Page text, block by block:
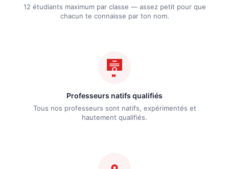
12 étudiants maximum par classe — assez petit pour que
chacun te connaisse par ton nom.
Professeurs natifs qualifiés
Tous nos professeurs sont natifs, expérimentés et
hautement qualifiés.